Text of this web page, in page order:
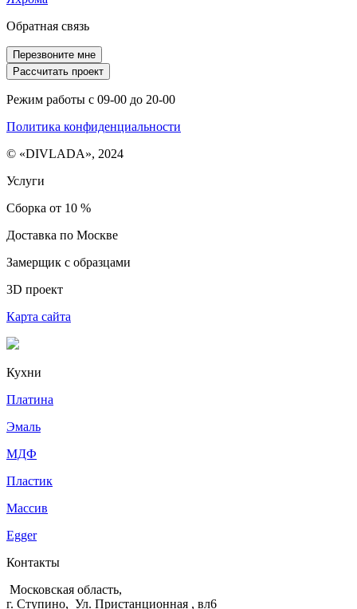
Обратная связь
Перезвоните мне
Рассчитать проект
Режим работы с 09-00 до 20-00
Политика конфиденциальности
© «DIVLADA», 2024
Услуги
Сборка от 10 %
Доставка по Москве
Замерщик с образцами
3D проект
Карта сайта
Кухни
Платина
Эмаль
МДФ
Пластик
Массив
Egger
Контакты
Московская область,
г. Ступино, Ул. Пристанционная , вл6